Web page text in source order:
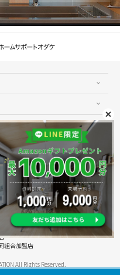
式会社
益社団法人石川県宅地建物取引
/国土交通大臣（8）第5025号
組合加盟店
All Rights Reserved.